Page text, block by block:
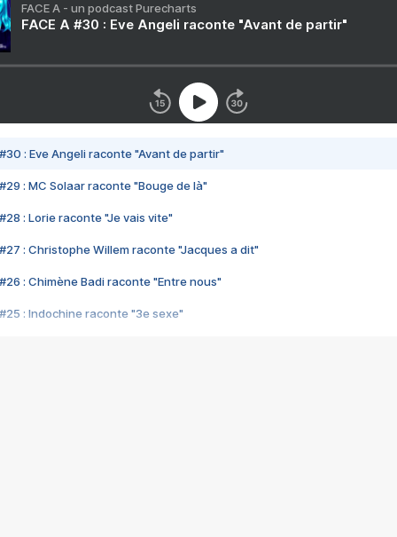
FACE A - un podcast Purecharts
FACE A #30 : Eve Angeli raconte "Avant de partir"
#30 : Eve Angeli raconte "Avant de partir"
#29 : MC Solaar raconte "Bouge de là"
#28 : Lorie raconte "Je vais vite"
#27 : Christophe Willem raconte "Jacques a dit"
#26 : Chimène Badi raconte "Entre nous"
#25 : Indochine raconte "3e sexe"